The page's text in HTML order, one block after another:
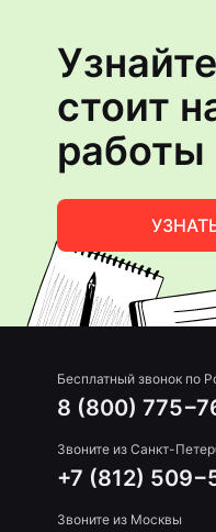
стоит
работы
Бесплатный звонок по
8 (800)
Звоните из Санкт-
+7 (812)
Звоните из Москвы